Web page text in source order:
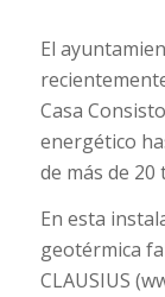
El
Casa
energético
de más de 20
En esta
geotérmica
CLAUSIUS (